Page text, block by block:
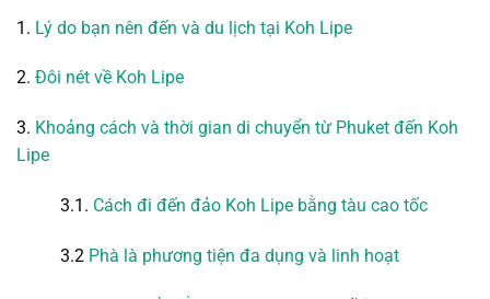
1. Lý do bạn nên đến và du lịch tại Koh Lipe
2. Đôi nét về Koh Lipe
3. Khoảng cách và thời gian di chuyển từ Phuket đến Koh
Lipe
3.1. Cách đi đến đảo Koh Lipe bằng tàu cao tốc
3.2 Phà là phương tiện đa dụng và linh hoạt